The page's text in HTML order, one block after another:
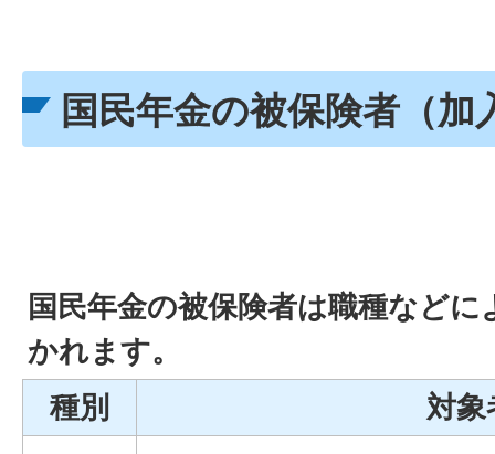
国民年金の被保険者（加
国民年金の被保険者は職種など
かれます。
種別
対象